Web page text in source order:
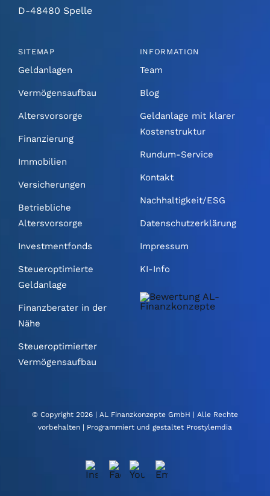
D-48480 Spelle
SITEMAP
Geldanlagen
Vermögensaufbau
Altersvorsorge
Finanzierung
Immobilien
Versicherungen
Betriebliche
Altersvorsorge
Investmentfonds
Steueroptimierte
Geldanlage
Finanzberater in der
Nähe
Steueroptimierter
Vermögensaufbau
INFORMATION
Team
Blog
Geldanlage mit klarer
Kostenstruktur
Rundum-Service
Kontakt
Nachhaltigkeit/ESG
Datenschutzerklärung
Impressum
KI-Info
© Copyright 2026 | AL Finanzkonzepte GmbH | Alle Rechte
vorbehalten | Programmiert und gestaltet Prostylemdia